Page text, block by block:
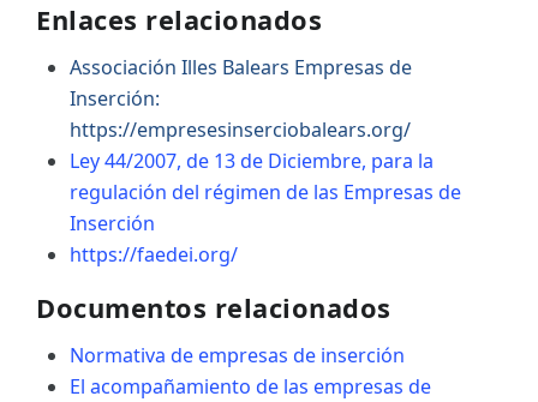
Enlaces relacionados
Associación Illes Balears Empresas de
Inserción:
https://empresesinserciobalears.org/
Ley 44/2007, de 13 de Diciembre, para la
regulación del régimen de las Empresas de
Inserción
https://faedei.org/
Documentos relacionados
Normativa de empresas de inserción
El acompañamiento de las empresas de